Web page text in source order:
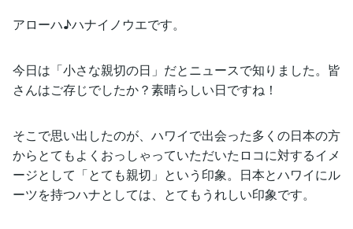
アローハ♪ハナイノウエです。
今日は「小さな親切の日」だとニュースで知りました。皆
さんはご存じでしたか？素晴らしい日ですね！
そこで思い出したのが、ハワイで出会った多くの日本の方
からとてもよくおっしゃっていただいたロコに対するイメ
ージとして「とても親切」という印象。日本とハワイにル
ーツを持つハナとしては、とてもうれしい印象です。